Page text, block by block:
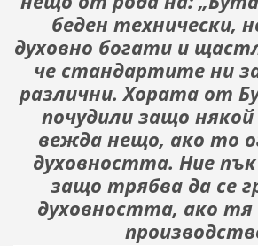
беден технически,
духовно богати и
че стандартите ни
различни. Хората от
почудили защо
вежда нещо, ако то
духовността. Ние
защо трябва да се
духовността, ако тя